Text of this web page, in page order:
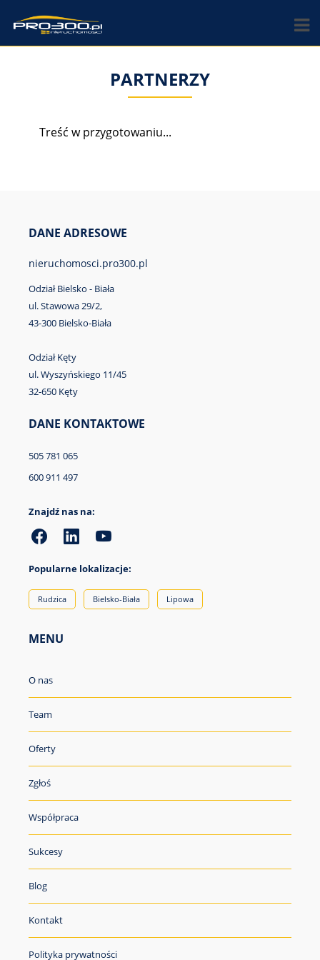
PARTNERZY
Treść w przygotowaniu...
DANE ADRESOWE
nieruchomosci.pro300.pl
Odział Bielsko - Biała
ul. Stawowa 29/2,
43-300 Bielsko-Biała
Odział Kęty
ul. Wyszyńskiego 11/45
32-650 Kęty
DANE KONTAKTOWE
505 781 065
600 911 497
Znajdź nas na:
Popularne lokalizacje:
Rudzica Bielsko-Biała Lipowa
MENU
O nas
Team
Oferty
Zgłoś
Współpraca
Sukcesy
Blog
Kontakt
Polityka prywatności